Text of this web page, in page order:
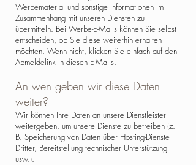
Werbematerial und sonstige Informationen im
Zusammenhang mit unseren Diensten zu
übermitteln. Bei Werbe-E-Mails können Sie selbst
entscheiden, ob Sie diese weiterhin erhalten
möchten. Wenn nicht, klicken Sie einfach auf den
Abmeldelink in diesen E-Mails.
An wen geben wir diese Daten
weiter?
Wir können Ihre Daten an unsere Dienstleister
weitergeben, um unsere Dienste zu betreiben (z.
B. Speicherung von Daten über Hosting-Dienste
Dritter, Bereitstellung technischer Unterstützung
usw.).